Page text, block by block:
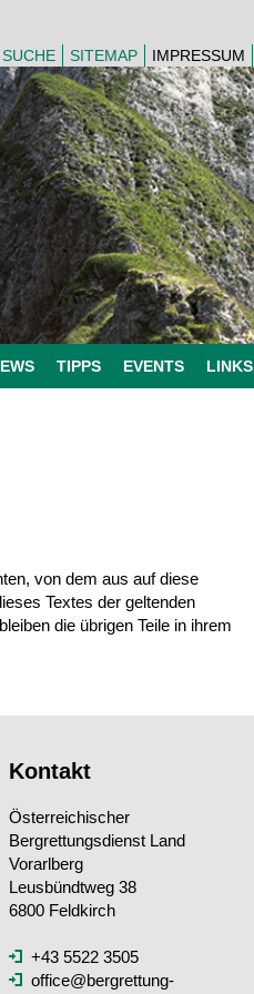
SUCHE SITEMAP IMPRESSUM
TIPPS EVENTS LINKS
von dem aus auf diese
Textes der geltenden
die übrigen Teile in ihrem
Kontakt
Österreichischer
Bergrettungsdienst Land
Vorarlberg
Leusbündtweg 38
6800 Feldkirch
+43 5522 3505
office@bergrettung-